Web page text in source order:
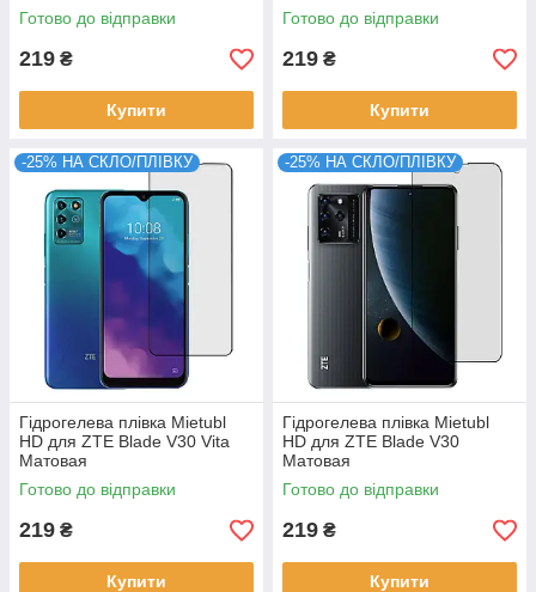
Готово до відправки
219 ₴
Купити
Готово до відправки
219 ₴
Купити
-25% НА СКЛО/ПЛІВКУ
Гідрогелева плівка Mietubl
HD для ZTE Blade V30 Vita
Матовая
Готово до відправки
219 ₴
Купити
-25% НА СКЛО/ПЛІВКУ
Гідрогелева плівка Mietubl
HD для ZTE Blade V30
Матовая
Готово до відправки
219 ₴
Купити